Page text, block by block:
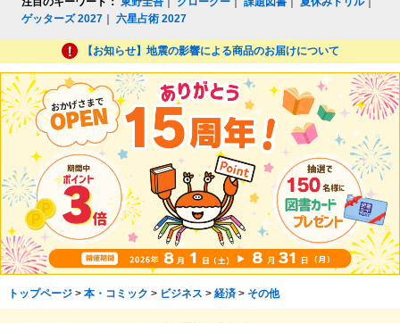
ゲッターズ 2027 ｜六星占術 2027
【お知らせ】地震の影響による商品のお届けについて
トップページ> 本・コミック > ビジネス > 経済> その他